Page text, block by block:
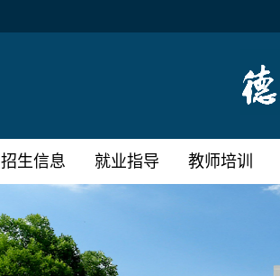
招生信息 就业指导 教师培训